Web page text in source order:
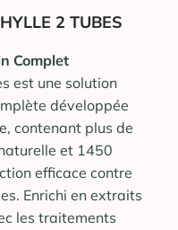
2 TUBES
Complet
est une solution
développée
contenant plus de
et 1450
efficace contre
Enrichi en extraits
les traitements